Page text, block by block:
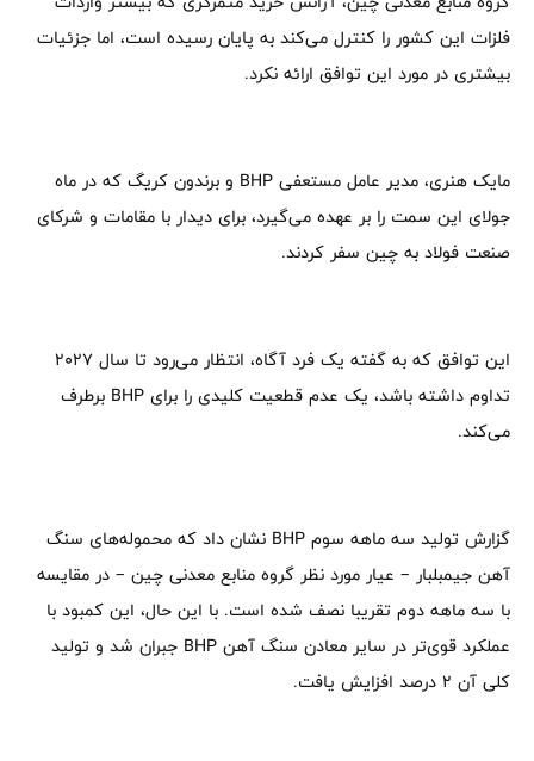
فلزات این کشور را کنترل می‌کند به پایان رسیده است، اما جزئیات
بیشتری در مورد این توافق ارائه نکرد.
مایک هنری، مدیر عامل مستعفی BHP و برندون کریگ که در ماه
جولای این سمت را بر عهده می‌گیرد، برای دیدار با مقامات و شرکای
صنعت فولاد به چین سفر کردند.
این توافق که به گفته یک فرد آگاه، انتظار می‌رود تا سال ۲۰۲۷
تداوم داشته باشد، یک عدم قطعیت کلیدی را برای BHP برطرف
می‌کند.
گزارش تولید سه ماهه سوم BHP نشان داد که محموله‌های سنگ
آهن جیمبلبار – عیار مورد نظر گروه منابع معدنی چین – در مقایسه
با سه ماهه دوم تقریبا نصف شده است. با این حال، این کمبود با
عملکرد قوی‌تر در سایر معادن سنگ آهن BHP جبران شد و تولید
کلی آن ۲ درصد افزایش یافت.